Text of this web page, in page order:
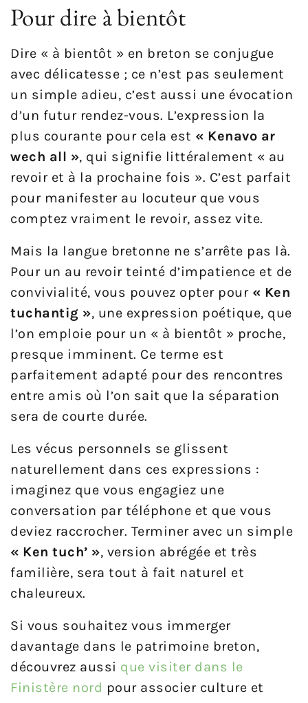
Pour dire à bientôt
Dire « à bientôt » en breton se conjugue
avec délicatesse ; ce n’est pas seulement
un simple adieu, c’est aussi une évocation
d’un futur rendez-vous. L’expression la
plus courante pour cela est « Kenavo ar
wech all », qui signifie littéralement « au
revoir et à la prochaine fois ». C’est parfait
pour manifester au locuteur que vous
comptez vraiment le revoir, assez vite.
Mais la langue bretonne ne s’arrête pas là.
Pour un au revoir teinté d’impatience et de
convivialité, vous pouvez opter pour « Ken
tuchantig », une expression poétique, que
l’on emploie pour un « à bientôt » proche,
presque imminent. Ce terme est
parfaitement adapté pour des rencontres
entre amis où l’on sait que la séparation
sera de courte durée.
Les vécus personnels se glissent
naturellement dans ces expressions :
imaginez que vous engagiez une
conversation par téléphone et que vous
deviez raccrocher. Terminer avec un simple
« Ken tuch’ », version abrégée et très
familière, sera tout à fait naturel et
chaleureux.
Si vous souhaitez vous immerger
davantage dans le patrimoine breton,
découvrez aussi que visiter dans le
Finistère nord pour associer culture et